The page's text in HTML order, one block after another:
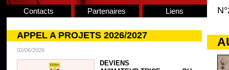
Contacts Partenaires Liens
APPEL A PROJETS 2026/2027
02/06/2026
DEVIENS